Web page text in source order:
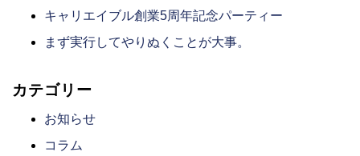
キャリエイブル創業5周年記念パーティー
まず実行してやりぬくことが大事。
カテゴリー
お知らせ
コラム